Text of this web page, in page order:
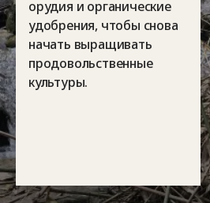
орудия и органические
удобрения, чтобы снова
начать выращивать
продовольственные
культуры.